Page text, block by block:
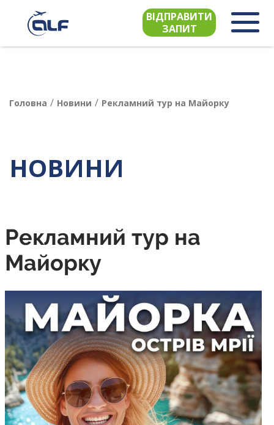
ВІДПРАВИТИ
ЗАПИТ
Головна / Новини / Рекламний тур на Майорку
НОВИНИ
Рекламний тур на
Майорку